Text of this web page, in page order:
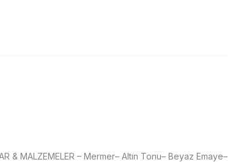
& MALZEMELER – Mermer– Altın Tonu– Beyaz Emaye–